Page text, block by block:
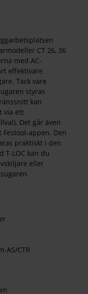
CT 26, 36
med AC-
effektivare
Tack vare
styras
kan
via ett
Det går även
appen. Den
praktiskt i den
T-LOC kan du
eller
AS/CTR